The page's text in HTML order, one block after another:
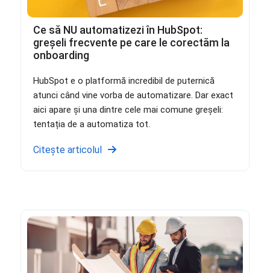
Ce să NU automatizezi în HubSpot:
greșeli frecvente pe care le corectăm la
onboarding
HubSpot e o platformă incredibil de puternică
atunci când vine vorba de automatizare. Dar exact
aici apare și una dintre cele mai comune greșeli:
tentația de a automatiza tot.
Citește articolul